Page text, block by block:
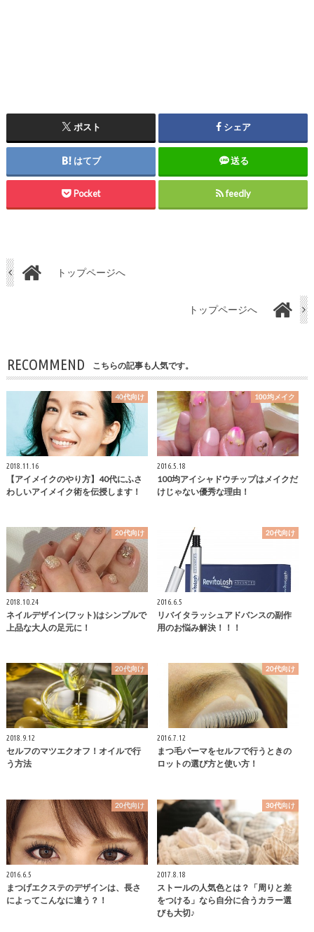
ポスト シェア
はてブ 送る
Pocket feedly
トップページへ
トップページへ
RECOMMEND こちらの記事も人気です。
40代向け
2018.11.16
【アイメイクのやり方】40代にふさ
わしいアイメイク術を伝授します！
100均メイク
2016.5.18
100均アイシャドウチップはメイクだ
けじゃない優秀な理由！
20代向け
2018.10.24
ネイルデザイン(フット)はシンプルで
上品な大人の足元に！
20代向け
2016.6.5
リバイタラッシュアドバンスの副作
用のお悩み解決！！！
20代向け
2018.9.12
セルフのマツエクオフ！オイルで行
う方法
20代向け
2016.7.12
まつ毛パーマをセルフで行うときの
ロットの選び方と使い方！
20代向け
2016.6.5
まつげエクステのデザインは、長さ
によってこんなに違う？！
30代向け
2017.8.18
ストールの人気色とは？「周りと差
をつける」なら自分に合うカラー選
びも大切♪